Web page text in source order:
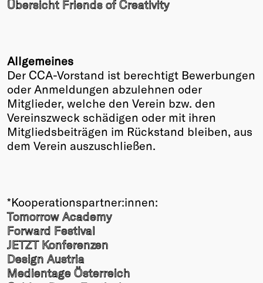
Übersicht Friends of Creativity
Allgemeines
Der CCA-Vorstand ist berechtigt Bewerbungen
oder Anmeldungen abzulehnen oder
Mitglieder, welche den Verein bzw. den
Vereinszweck schädigen oder mit ihren
Mitgliedsbeiträgen im Rückstand bleiben, aus
dem Verein auszuschließen.
*Kooperationspartner:innen:
Tomorrow Academy
Forward Festival
JETZT Konferenzen
Design Austria
Medientage Österreich